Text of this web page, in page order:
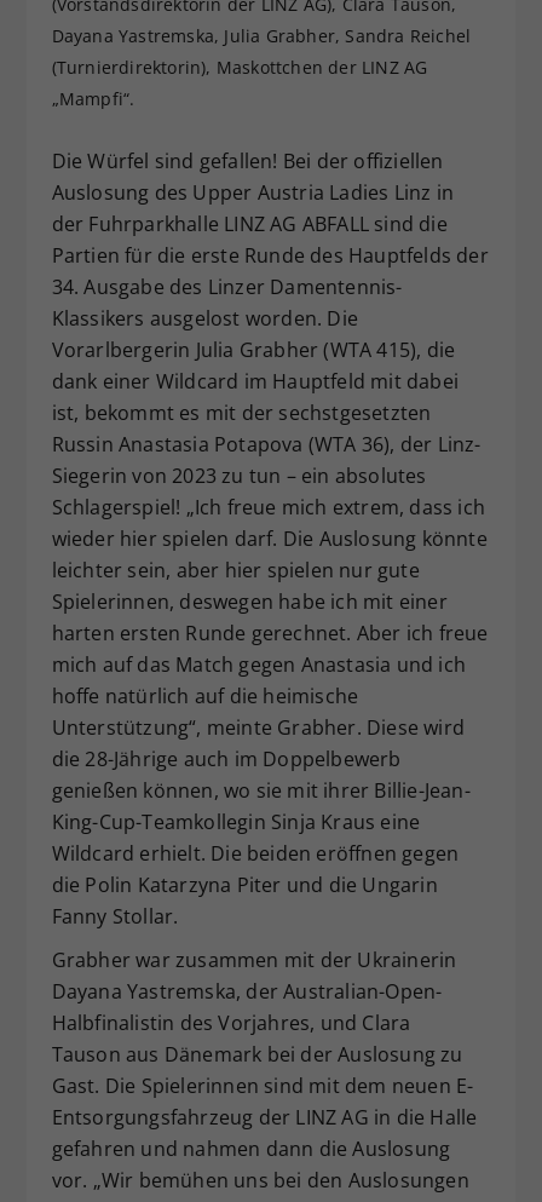
Dayana Yastremska, Julia Grabher, Sandra Reichel
(Turnierdirektorin), Maskottchen der LINZ AG
„Mampfi“.
Die Würfel sind gefallen! Bei der offiziellen
Auslosung des Upper Austria Ladies Linz in
der Fuhrparkhalle LINZ AG ABFALL sind die
Partien für die erste Runde des Hauptfelds der
34. Ausgabe des Linzer Damentennis-
Klassikers ausgelost worden. Die
Vorarlbergerin Julia Grabher (WTA 415), die
dank einer Wildcard im Hauptfeld mit dabei
ist, bekommt es mit der sechstgesetzten
Russin Anastasia Potapova (WTA 36), der Linz-
Siegerin von 2023 zu tun – ein absolutes
Schlagerspiel! „Ich freue mich extrem, dass ich
wieder hier spielen darf. Die Auslosung könnte
leichter sein, aber hier spielen nur gute
Spielerinnen, deswegen habe ich mit einer
harten ersten Runde gerechnet. Aber ich freue
mich auf das Match gegen Anastasia und ich
hoffe natürlich auf die heimische
Unterstützung“, meinte Grabher. Diese wird
die 28-Jährige auch im Doppelbewerb
genießen können, wo sie mit ihrer Billie-Jean-
King-Cup-Teamkollegin Sinja Kraus eine
Wildcard erhielt. Die beiden eröffnen gegen
die Polin Katarzyna Piter und die Ungarin
Fanny Stollar.
Grabher war zusammen mit der Ukrainerin
Dayana Yastremska, der Australian-Open-
Halbfinalistin des Vorjahres, und Clara
Tauson aus Dänemark bei der Auslosung zu
Gast. Die Spielerinnen sind mit dem neuen E-
Entsorgungsfahrzeug der LINZ AG in die Halle
gefahren und nahmen dann die Auslosung
vor. „Wir bemühen uns bei den Auslosungen
Zweck
Dieser Wert speichert Ihre Consent-
Einstellungen. Unter anderem eine
zufällig generierte ID, für die
Webseiten-Betreiber dies eingestellt
hat.